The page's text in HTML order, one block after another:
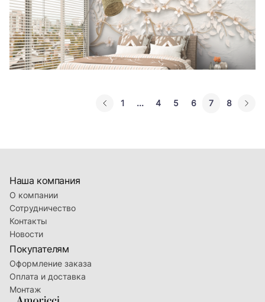
1 ... 4 5 6 7 8
Наша компания
О компании
Сотрудничество
Контакты
Новости
Покупателям
Оформление заказа
Оплата и доставка
Монтаж